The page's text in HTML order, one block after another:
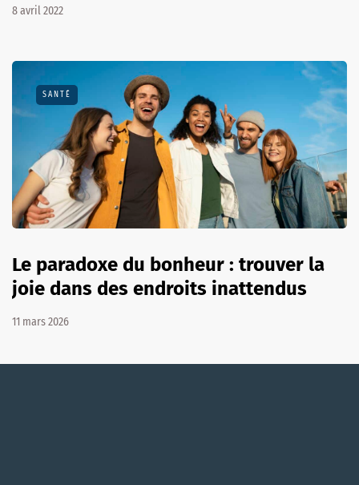
8 avril 2022
SANTÉ
Le paradoxe du bonheur : trouver la
joie dans des endroits inattendus
11 mars 2026